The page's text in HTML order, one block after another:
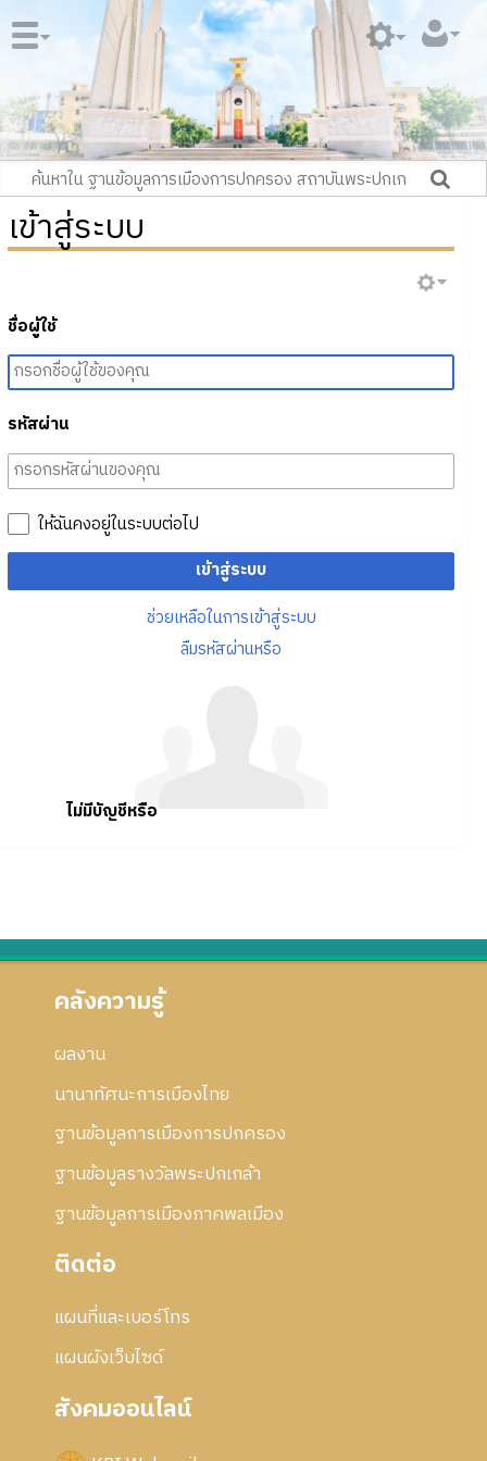
เข้าสู่ระบบ
ชื่อผู้ใช้
รหัสผ่าน
ให้ฉันคงอยู่ในระบบต่อไป
เข้าสู่ระบบ
ช่วยเหลือในการเข้าสู่ระบบ
ลืมรหัสผ่านหรือ
ไม่มีบัญชีหรือ
คลังความรู้
ผลงาน
นานาทัศนะการเมืองไทย
ฐานข้อมูลการเมืองการปกครอง
ฐานข้อมูลรางวัลพระปกเกล้า
ฐานข้อมูลการเมืองภาคพลเมือง
ติดต่อ
แผนที่และเบอร์โทร
แผนผังเว็บไซด์
สังคมออนไลน์